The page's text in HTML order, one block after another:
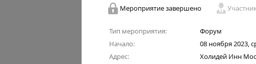
Мероприятие завершено
Тип мероприятия:
Форум
Начало:
08 ноября 2023,
Адрес:
Холидей Инн